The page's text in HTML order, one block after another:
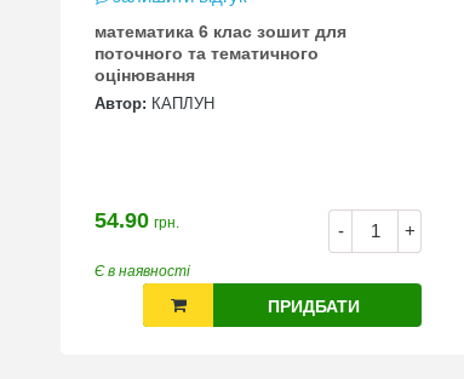
математика 6 клас зошит для
поточного та тематичного
оцінювання
Автор: КАПЛУН
- +
54.90 грн.
Є в наявності
ПРИДБАТИ